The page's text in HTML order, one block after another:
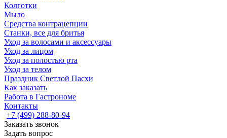
Колготки
Мыло
Средства контрацепции
Станки, все для бритья
Уход за волосами и аксессуары
Уход за лицом
Уход за полостью рта
Уход за телом
Праздник Светлой Пасхи
Как заказать
Работа в Гастрономе
Контакты
+7 (499) 288-80-94
Заказать звонок
Задать вопрос